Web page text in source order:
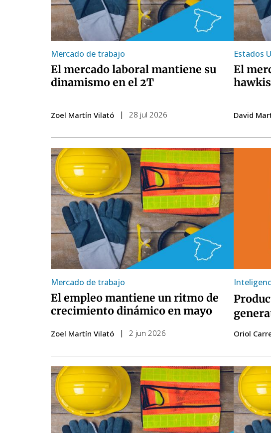
Mercado de trabajo
El mercado laboral mantiene su
dinamismo en el 2T
Zoel Martín Vilató 28 jul 2026
Estados
El
David
Mercado de trabajo
El empleo mantiene un ritmo de
crecimiento dinámico en mayo
Zoel Martín Vilató 2 jun 2026 Oriol